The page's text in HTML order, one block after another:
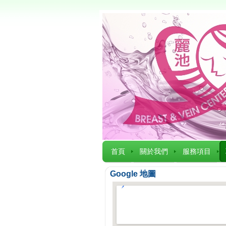
首頁 關於我們 服務項目
Google 地圖